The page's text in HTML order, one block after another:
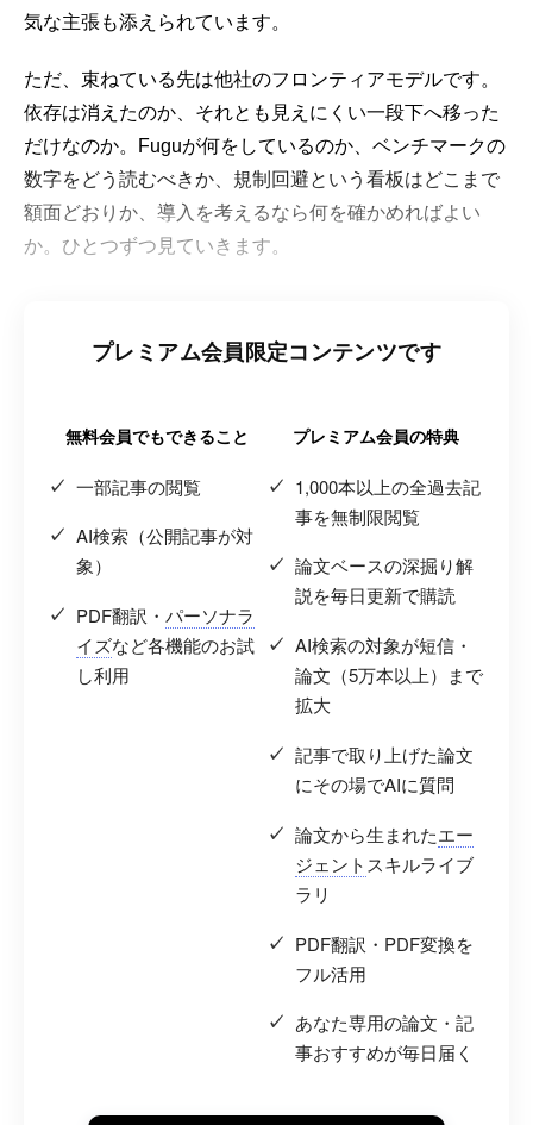
気な主張も添えられています。
ただ、束ねている先は他社のフロンティアモデルです。
依存は消えたのか、それとも見えにくい一段下へ移った
だけなのか。Fuguが何をしているのか、ベンチマークの
数字をどう読むべきか、規制回避という看板はどこまで
額面どおりか、導入を考えるなら何を確かめればよい
か。ひとつずつ見ていきます。
プレミアム会員限定コンテンツです
無料会員でもできること
一部記事の閲覧
AI検索（公開記事が対
象）
PDF翻訳・ パーソナラ
イズなど各機能のお試
し利用
プレミアム会員の特典
1,000本以上の全過去記
事を無制限閲覧
論文ベースの深掘り解
説を毎日更新で購読
AI検索の対象が短信・
論文（5万本以上）まで
拡大
記事で取り上げた論文
にその場でAIに質問
論文から生まれたエー
ジェント スキルライブ
ラリ
PDF翻訳・PDF変換を
フル活用
あなた専用の論文・記
事おすすめが毎日届く